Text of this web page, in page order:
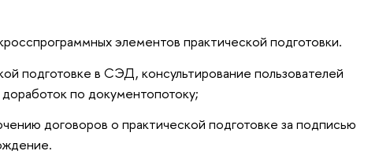
элементов практической подготовки.
подготовке в СЭД, консультирование пользователей
по документопотоку;
договоров о практической подготовке за подписью